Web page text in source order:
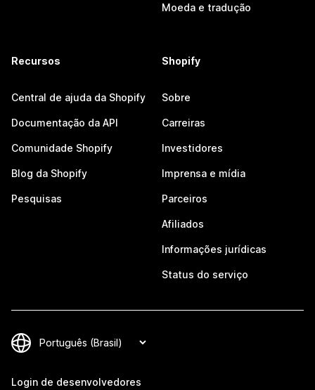
Moeda e tradução
Recursos
Central de ajuda da Shopify
Documentação da API
Comunidade Shopify
Blog da Shopify
Pesquisas
Shopify
Sobre
Carreiras
Investidores
Imprensa e mídia
Parceiros
Afiliados
Informações jurídicas
Status do serviço
Login de desenvolvedores